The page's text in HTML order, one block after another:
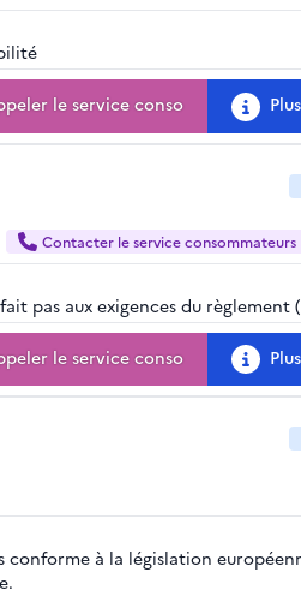
le service conso
Contacter le service consommateurs
pas aux exigences du règlement
le service conso
conforme à la législation